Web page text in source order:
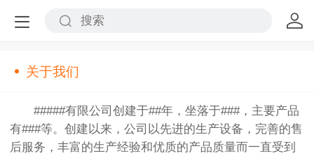
关于我们
#####有限公司创建于##年，坐落于###，主要产品
有###等。创建以来，公司以先进的生产设备，完善的售
后服务，丰富的生产经验和优质的产品质量而一直受到